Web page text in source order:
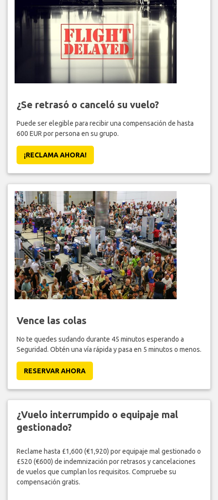
¿Se retrasó o canceló su vuelo?
Puede ser elegible para recibir una compensación de hasta
600 EUR por persona en su grupo.
¡RECLAMA AHORA!
Vence las colas
No te quedes sudando durante 45 minutos esperando a
Seguridad. Obtén una vía rápida y pasa en 5 minutos o menos.
RESERVAR AHORA
¿Vuelo interrumpido o equipaje mal
gestionado?
Reclame hasta £1,600 (€1,920) por equipaje mal gestionado o
£520 (€600) de indemnización por retrasos y cancelaciones
de vuelos que cumplan los requisitos. Compruebe su
compensación gratis.